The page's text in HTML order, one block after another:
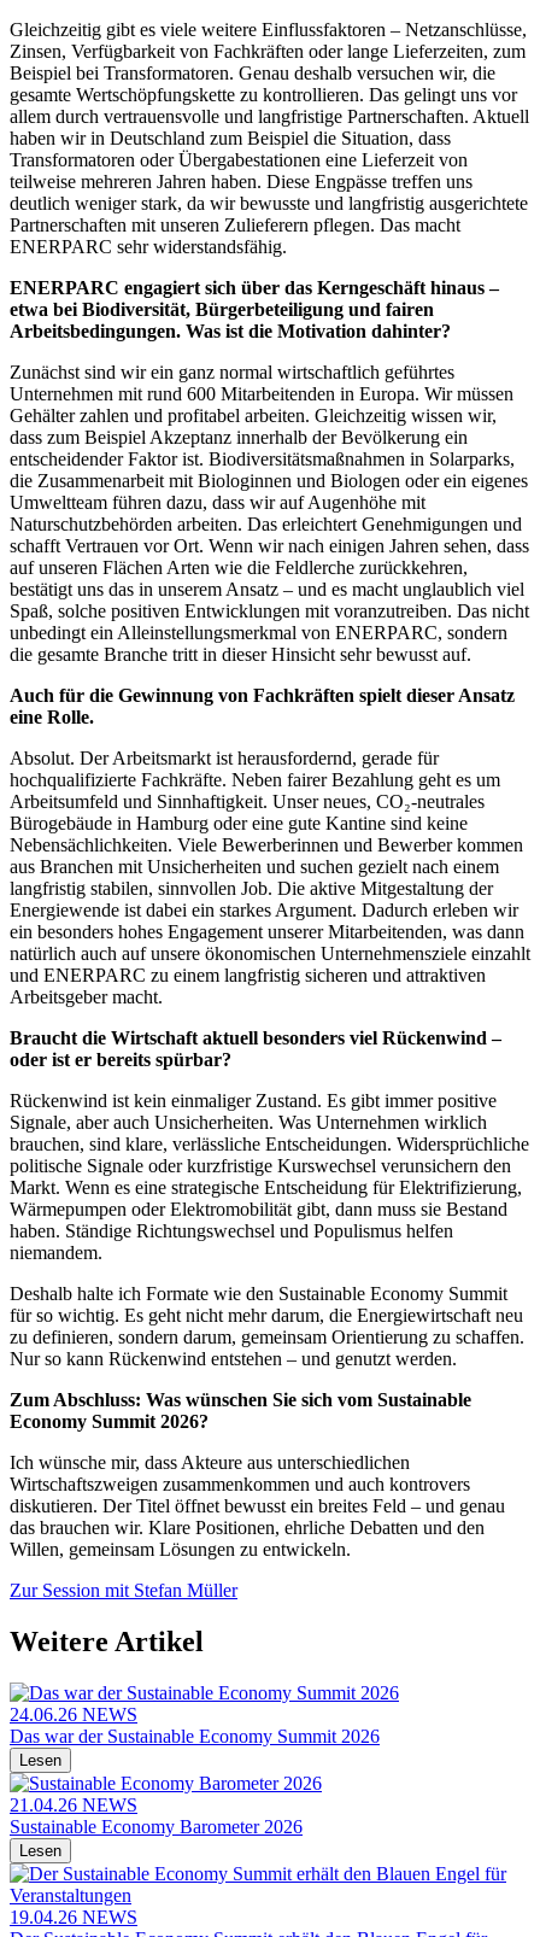
Gleichzeitig gibt es viele weitere Einflussfaktoren – Netzanschlüsse,
Zinsen, Verfügbarkeit von Fachkräften oder lange Lieferzeiten, zum
Beispiel bei Transformatoren. Genau deshalb versuchen wir, die
gesamte Wertschöpfungskette zu kontrollieren. Das gelingt uns vor
allem durch vertrauensvolle und langfristige Partnerschaften. Aktuell
haben wir in Deutschland zum Beispiel die Situation, dass
Transformatoren oder Übergabestationen eine Lieferzeit von
teilweise mehreren Jahren haben. Diese Engpässe treffen uns
deutlich weniger stark, da wir bewusste und langfristig ausgerichtete
Partnerschaften mit unseren Zulieferern pflegen. Das macht
ENERPARC sehr widerstandsfähig.
ENERPARC engagiert sich über das Kerngeschäft hinaus –
etwa bei Biodiversität, Bürgerbeteiligung und fairen
Arbeitsbedingungen. Was ist die Motivation dahinter?
Zunächst sind wir ein ganz normal wirtschaftlich geführtes
Unternehmen mit rund 600 Mitarbeitenden in Europa. Wir müssen
Gehälter zahlen und profitabel arbeiten. Gleichzeitig wissen wir,
dass zum Beispiel Akzeptanz innerhalb der Bevölkerung ein
entscheidender Faktor ist. Biodiversitätsmaßnahmen in Solarparks,
die Zusammenarbeit mit Biologinnen und Biologen oder ein eigenes
Umweltteam führen dazu, dass wir auf Augenhöhe mit
Naturschutzbehörden arbeiten. Das erleichtert Genehmigungen und
schafft Vertrauen vor Ort. Wenn wir nach einigen Jahren sehen, dass
auf unseren Flächen Arten wie die Feldlerche zurückkehren,
bestätigt uns das in unserem Ansatz – und es macht unglaublich viel
Spaß, solche positiven Entwicklungen mit voranzutreiben. Das nicht
unbedingt ein Alleinstellungsmerkmal von ENERPARC, sondern
die gesamte Branche tritt in dieser Hinsicht sehr bewusst auf.
Auch für die Gewinnung von Fachkräften spielt dieser Ansatz
eine Rolle.
Absolut. Der Arbeitsmarkt ist herausfordernd, gerade für
hochqualifizierte Fachkräfte. Neben fairer Bezahlung geht es um
Arbeitsumfeld und Sinnhaftigkeit. Unser neues, CO₂-neutrales
Bürogebäude in Hamburg oder eine gute Kantine sind keine
Nebensächlichkeiten. Viele Bewerberinnen und Bewerber kommen
aus Branchen mit Unsicherheiten und suchen gezielt nach einem
langfristig stabilen, sinnvollen Job. Die aktive Mitgestaltung der
Energiewende ist dabei ein starkes Argument. Dadurch erleben wir
ein besonders hohes Engagement unserer Mitarbeitenden, was dann
natürlich auch auf unsere ökonomischen Unternehmensziele einzahlt
und ENERPARC zu einem langfristig sicheren und attraktiven
Arbeitsgeber macht.
Braucht die Wirtschaft aktuell besonders viel Rückenwind –
oder ist er bereits spürbar?
Rückenwind ist kein einmaliger Zustand. Es gibt immer positive
Signale, aber auch Unsicherheiten. Was Unternehmen wirklich
brauchen, sind klare, verlässliche Entscheidungen. Widersprüchliche
politische Signale oder kurzfristige Kurswechsel verunsichern den
Markt. Wenn es eine strategische Entscheidung für Elektrifizierung,
Wärmepumpen oder Elektromobilität gibt, dann muss sie Bestand
haben. Ständige Richtungswechsel und Populismus helfen
niemandem.
Deshalb halte ich Formate wie den Sustainable Economy Summit
für so wichtig. Es geht nicht mehr darum, die Energiewirtschaft neu
zu definieren, sondern darum, gemeinsam Orientierung zu schaffen.
Nur so kann Rückenwind entstehen – und genutzt werden.
Zum Abschluss: Was wünschen Sie sich vom Sustainable
Economy Summit 2026?
Ich wünsche mir, dass Akteure aus unterschiedlichen
Wirtschaftszweigen zusammenkommen und auch kontrovers
diskutieren. Der Titel öffnet bewusst ein breites Feld – und genau
das brauchen wir. Klare Positionen, ehrliche Debatten und den
Willen, gemeinsam Lösungen zu entwickeln.
Zur Session mit Stefan Müller
Weitere Artikel
24.06.26 NEWS
Das war der Sustainable Economy Summit 2026
Lesen
21.04.26 NEWS
Sustainable Economy Barometer 2026
Lesen
19.04.26 NEWS